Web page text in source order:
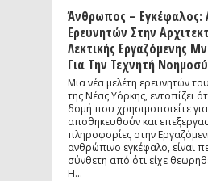
Άνθρωπος –
Ερευνητών Στην
Λεκτικής Εργαζόμενης
Για Την Τεχνητή
Μια νέα μελέτη ερευνητών
της Νέας Υόρκης, εντοπίζει
δομή που χρησιμοποιείτε
αποθηκευθούν και
πληροφορίες στην
ανθρώπινο εγκέφαλο, είναι
σύνθετη από ότι είχε
Η...